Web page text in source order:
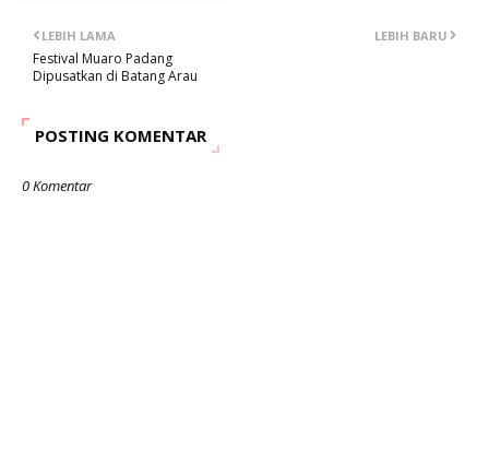
LEBIH BARU
LEBIH LAMA
Festival Muaro Padang
Dipusatkan di Batang Arau
POSTING KOMENTAR
0 Komentar